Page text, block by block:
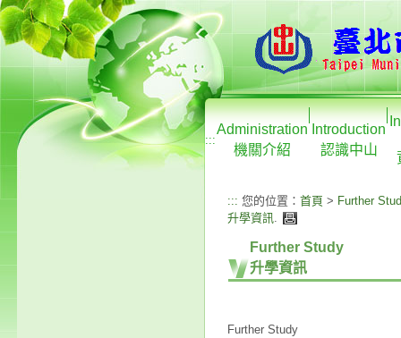
:::
Administration
機關介紹
Introduction
認識中山
::: 您的位置： 首頁 > Further
升學資訊.
Further Study
升學資訊
Further Study